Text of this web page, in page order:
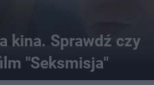
kina. Sprawdź czy
"Seksmisja"